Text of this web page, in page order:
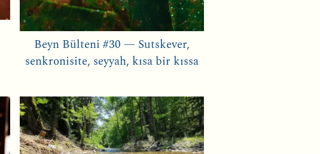
Beyn Bülteni #30 — Sutskever,
senkronisite, seyyah, kısa bir kıssa